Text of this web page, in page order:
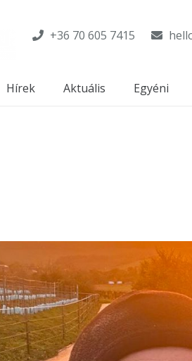
+36 70 605 7415
Hírek Aktuális Egyéni